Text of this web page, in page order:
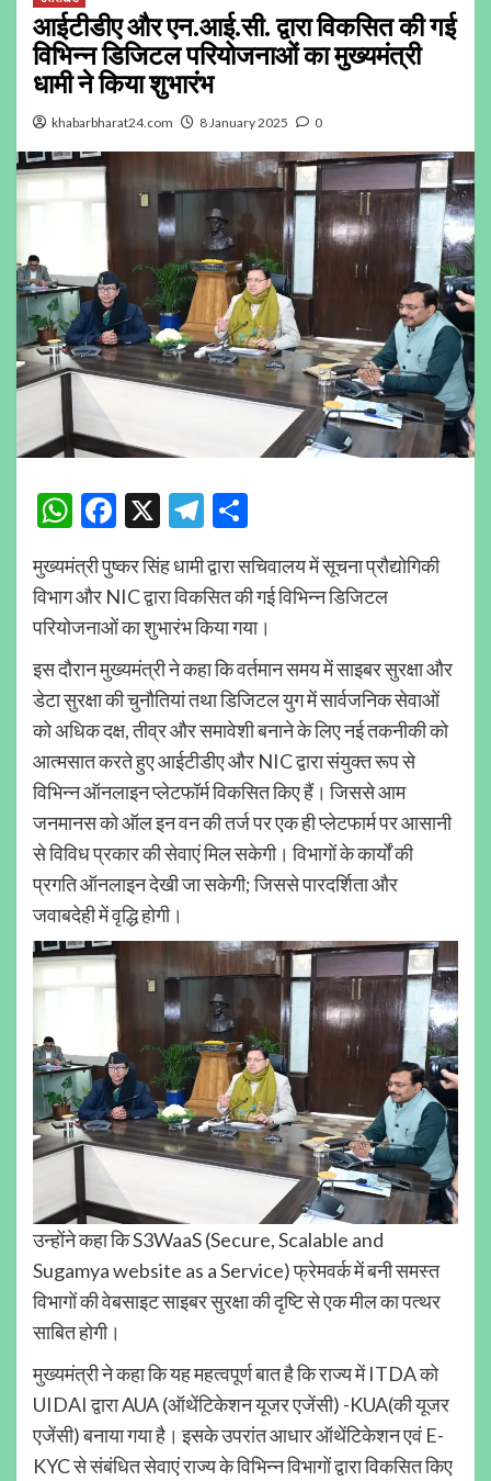
आईटीडीए और एन.आई.सी. द्वारा विकसित की गई
विभिन्न डिजिटल परियोजनाओं का मुख्यमंत्री
धामी ने किया शुभारंभ
khabarbharat24.com 8 January 2025 0
WhatsApp
Facebook
X Telegram
मुख्यमंत्री पुष्कर सिंह धामी द्वारा सचिवालय में सूचना प्रौद्योगिकी
विभाग और NIC द्वारा विकसित की गई विभिन्न डिजिटल
परियोजनाओं का शुभारंभ किया गया।
इस दौरान मुख्यमंत्री ने कहा कि वर्तमान समय में साइबर सुरक्षा और
डेटा सुरक्षा की चुनौतियां तथा डिजिटल युग में सार्वजनिक सेवाओं
को अधिक दक्ष, तीव्र और समावेशी बनाने के लिए नई तकनीकी को
आत्मसात करते हुए आईटीडीए और NIC द्वारा संयुक्त रूप से
विभिन्न ऑनलाइन प्लेटफॉर्म विकसित किए हैं। जिससे आम
जनमानस को ऑल इन वन की तर्ज पर एक ही प्लेटफार्म पर आसानी
से विविध प्रकार की सेवाएं मिल सकेगी। विभागों के कार्यों की
प्रगति ऑनलाइन देखी जा सकेगी; जिससे पारदर्शिता और
जवाबदेही में वृद्धि होगी।
उन्होंने कहा कि S3WaaS (Secure, Scalable and
Sugamya website as a Service) फ्रेमवर्क में बनी समस्त
विभागों की वेबसाइट साइबर सुरक्षा की दृष्टि से एक मील का पत्थर
साबित होगी।
मुख्यमंत्री ने कहा कि यह महत्वपूर्ण बात है कि राज्य में ITDA को
UIDAI द्वारा AUA (ऑथेंटिकेशन यूजर एजेंसी) -KUA(की यूजर
एजेंसी) बनाया गया है। इसके उपरांत आधार ऑथेंटिकेशन एवं E-
KYC से संबंधित सेवाएं राज्य के विभिन्न विभागों द्वारा विकसित किए